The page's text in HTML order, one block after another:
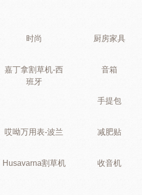
时尚 厨房家具
嘉丁拿割草机-西
班牙
音箱
手提包
哎呦万用表-波兰 减肥贴
Husavarna割草机 收音机